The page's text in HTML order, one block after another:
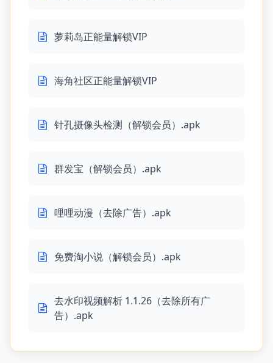
萝莉岛正能量解锁VIP
海角社区正能量解锁VIP
针孔摄像头检测（解锁会员）.apk
群发宝（解锁会员）.apk
哩哩动漫（去除广告）.apk
免费淘小说（解锁会员）.apk
去水印视频解析 1.1.26（去除所有广
告）.apk